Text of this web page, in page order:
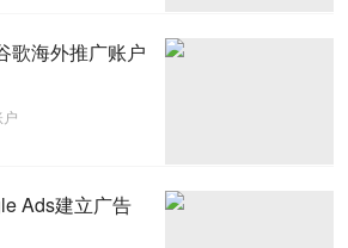
歌海外推广账户
Ads建立广告